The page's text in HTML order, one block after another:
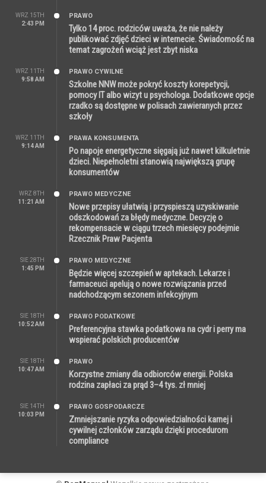
WRZ 15TH
2:43 PM
PRAWO
Tylko 14 proc. rodziców uważa, że nie należy
publikować zdjęć dzieci w internecie. Świadomość na
temat zagrożeń wciąż jest zbyt niska
WRZ 11TH
9:58 AM
PRAWO CYWILNE
Szkolne NNW może pokryć koszty korepetycji,
pomocy IT albo wizyt u psychologa. Dodatkowe opcje
rzadko są dostępne w polisach zawieranych przez
szkoły
WRZ 11TH
9:14 AM
PRAWA KONSUMENTA
Po napoje energetyczne sięgają już nawet kilkuletnie
dzieci. Niepełnoletni stanowią największą grupę
konsumentów
WRZ 8TH
11:21 AM
PRAWO MEDYCZNE
Nowe przepisy ułatwią i przyspieszą uzyskiwanie
odszkodowań za błędy medyczne. Decyzję o
rekompensacie w ciągu trzech miesięcy podejmie
Rzecznik Praw Pacjenta
SIE 28TH
1:45 PM
PRAWO MEDYCZNE
Będzie więcej szczepień w aptekach. Lekarze i
farmaceuci apelują o nowe rozwiązania przed
nadchodzącym sezonem infekcyjnym
SIE 18TH
10:52 AM
PRAWO PODATKOWE
Preferencyjna stawka podatkowa na cydr i perry ma
wspierać polskich producentów
SIE 18TH
10:47 AM
PRAWO
Korzystne zmiany dla odbiorców energii. Polska
rodzina zapłaci za prąd 3–4 tys. zł mniej
SIE 14TH
10:03 PM
PRAWO GOSPODARCZE
Zmniejszanie ryzyka odpowiedzialności karnej i
cywilnej członków zarządu dzięki procedurom
compliance